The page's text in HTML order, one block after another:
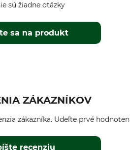
sa na produkt
sú žiadne otázky
ZÁKAZNÍKOV
zákazníka. Udeľte prvé
recenziu